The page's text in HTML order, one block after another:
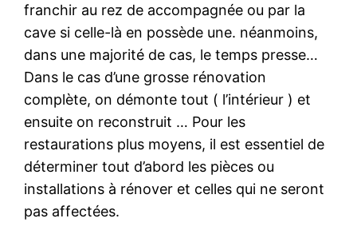
franchir au rez de accompagnée ou par la
cave si celle-là en possède une. néanmoins,
dans une majorité de cas, le temps presse…
Dans le cas d’une grosse rénovation
complète, on démonte tout ( l’intérieur ) et
ensuite on reconstruit … Pour les
restaurations plus moyens, il est essentiel de
déterminer tout d’abord les pièces ou
installations à rénover et celles qui ne seront
pas affectées.